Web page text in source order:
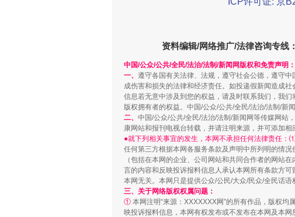
解纷+调解+退费，一次搞定
资料编辑/网络推广/法律咨询专线：
中国/公众/公共/全民/法治/法制/新闻网版权和免责声明：
一、 遵守各国有关法律、法规，遵守社会公德，遵守
成伤害和损失的法律和经济责任。如投递假新闻造成
信息若无意中涉及到您的权益，请及时联系我们，我
版权拥有者的权益。中国/公众/公共/全民/法治/法制/新
二、 中国/公众/公共/全民/法治/法制/新闻网等传媒网站
康网站和报刊电视台转载，并请注明来源，并可添加相
●就下列相关事宜的发生，本网不承担任何法律责任：
任何第三方根据本网各服务条款及声明中所列明的情
（包括在本网的企业、公司网站和共同合作者的网站在
言的内容和反映投诉报料信息人承认本网所有条款方
本网无关。本网只是提供公众/公民/大众/民众/全民话
三、关于网络版权权属问题：
① 本网注明“来源：XXXXXXX网”的所有作品，版权
映投诉报料信息，本网有权发布或不发布在本网及本